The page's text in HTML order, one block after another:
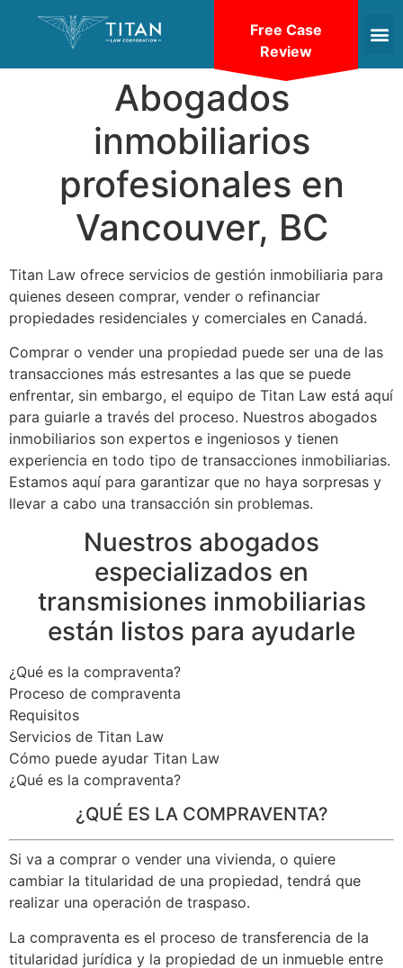
Abogados
inmobiliarios
profesionales en
Vancouver, BC
Titan Law ofrece servicios de gestión inmobiliaria para
quienes deseen comprar, vender o refinanciar
propiedades residenciales y comerciales en Canadá.
Comprar o vender una propiedad puede ser una de las
transacciones más estresantes a las que se puede
enfrentar, sin embargo, el equipo de Titan Law está aquí
para guiarle a través del proceso. Nuestros abogados
inmobiliarios son expertos e ingeniosos y tienen
experiencia en todo tipo de transacciones inmobiliarias.
Estamos aquí para garantizar que no haya sorpresas y
llevar a cabo una transacción sin problemas.
Nuestros abogados
especializados en
transmisiones inmobiliarias
están listos para ayudarle
¿Qué es la compraventa?
Proceso de compraventa
Requisitos
Servicios de Titan Law
Cómo puede ayudar Titan Law
¿Qué es la compraventa?
¿QUÉ ES LA COMPRAVENTA?
Si va a comprar o vender una vivienda, o quiere
cambiar la titularidad de una propiedad, tendrá que
realizar una operación de traspaso.
La compraventa es el proceso de transferencia de la
titularidad jurídica y la propiedad de un inmueble entre
Free Case
Review